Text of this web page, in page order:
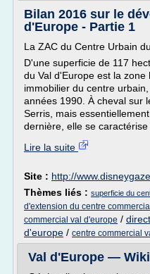
Bilan 2016 sur le
d'Europe - Partie 1
La ZAC du Centre Urbain
D'une superficie de 117
du Val d'Europe est la
immobilier du centre
années 1990. À cheval sur
Serris, mais
dernière, elle se caractérise
Lire la suite
Site : http://
Thèmes liés : superficie du
d'extension du centre
commercial val d'europe /
d'europe / centre commercial
Val d'Europe —